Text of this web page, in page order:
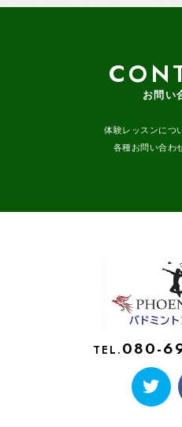
お問い
体験レッスンにつ
各種お問い合わ
TEL. 080-